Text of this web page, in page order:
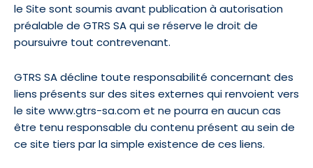
le Site sont soumis avant publication à autorisation
préalable de GTRS SA qui se réserve le droit de
poursuivre tout contrevenant.
GTRS SA décline toute responsabilité concernant des
liens présents sur des sites externes qui renvoient vers
le site www.gtrs-sa.com et ne pourra en aucun cas
être tenu responsable du contenu présent au sein de
ce site tiers par la simple existence de ces liens.